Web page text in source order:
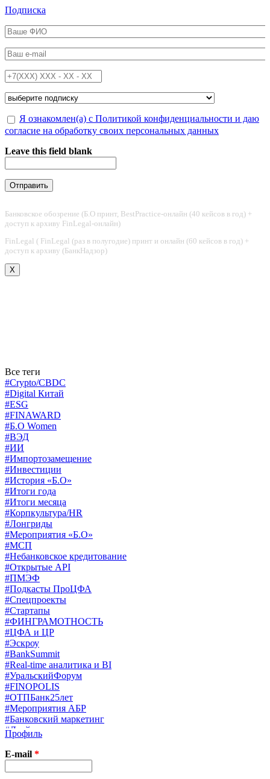
Перейти к основному содержанию
Подписка
ФИО*
Email*
Телефон*
Подписка на*
Обработка персональных данных*
Я ознакомлен(а) с Политикой конфиденциальности и даю
согласие на обработку своих персональных данных
Leave this field blank
Банковское обозрение (Б.О принт, BestPractice-онлайн (40 кейсов в год) +
доступ к архиву FinLegal-онлайн)
FinLegal ( FinLegal (раз в полугодие) принт и онлайн (60 кейсов в год) +
доступ к архиву (БанкНадзор)
X
Все теги
#Crypto/CBDC
#Digital Китай
#ESG
#FINAWARD
#Б.О Women
#ВЭД
#ИИ
#Импортозамещение
#Инвестиции
#История «Б.О»
#Итоги года
#Итоги месяца
#Корпкультура/HR
#Лонгриды
#Мероприятия «Б.О»
#МСП
#Небанковское кредитование
#Открытые API
#ПМЭФ
#Подкасты ПроЦФА
#Спецпроекты
#Стартапы
#ФИНГРАМОТНОСТЬ
#ЦФА и ЦР
#Эскроу
#BankSummit
#Real-time аналитика и BI
#УральскийФорум
#FINOPOLIS
#ОТПБанк25лет
#Мероприятия АБР
#Банковский маркетинг
#Драйверы страхования
#Финконгресс ЦБ
#PB&WM
#UX/CX
#Экосистемы
Профиль
E-mail *